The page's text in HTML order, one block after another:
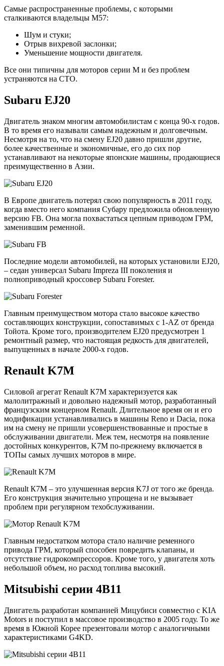
Самые распространенные проблемы, с которыми
сталкиваются владельцы M57:
Шум и стуки;
Отрыв вихревой заслонки;
Уменьшение мощности двигателя.
Все они типичны для моторов серии M и без проблем
устраняются на СТО.
Subaru EJ20
Двигатель знаком многим автомобилистам с конца 90-х годов.
В то время его называли самым надежным и долговечным.
Несмотря на то, что на смену EJ20 давно пришли другие,
более качественные и экономичные, его до сих пор
устанавливают на некоторые японские машины, продающиеся
преимущественно в Азии.
В Европе двигатель потерял свою популярность в 2011 году,
когда вместо него компания Субару предложила обновленную
версию FB. Она могла похвастаться цепным приводом ГРМ,
заменившим ременной.
Последние модели автомобилей, на которых установили EJ20,
– седан универсал Subaru Impreza III поколения и
полноприводный кроссовер Subaru Forester.
Главным преимуществом мотора стало высокое качество
составляющих конструкции, сопоставимых с 1-AZ от бренда
Тойота. Кроме того, производителем EJ20 предусмотрен 1
ремонтный размер, что настоящая редкость для двигателей,
выпущенных в начале 2000-х годов.
Renault K7M
Силовой агрегат Renault К7M характеризуется как
малолитражный и довольно надежный мотор, разработанный
французским концерном Renault. Длительное время он и его
модификации устанавливались в машины Reno и Dacia, пока
им на смену не пришли усовершенствованные и простые в
обслуживании двигатели. Меж тем, несмотря на появление
достойных конкурентов, K7M по-прежнему включается в
ТОПы самых лучших моторов в мире.
Renault К7M – это улучшенная версия K7J от того же бренда.
Его конструкция значительно упрощена и не вызывает
проблем при регулярном техобслуживании.
Главным недостатком мотора стало наличие ременного
привода ГРМ, который способен повредить клапаны, и
отсутствие гидрокомпрессоров. Кроме того, у двигателя хоть
небольшой объем, но расход топлива высокий.
Mitsubishi серии 4B11
Двигатель разработан компанией Мицубиси совместно с KIA
Motors и поступил в массовое производство в 2005 году. То же
время в Южной Корее презентовали мотор с аналогичными
характеристиками G4KD.